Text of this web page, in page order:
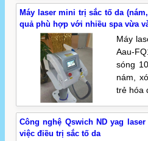
Máy laser mini trị sắc tố da
quả phù hợp với nhiều spa vừa
Máy
Aau-
sóng
nám,
trẻ hóa
Công nghệ Qswich ND yag
việc điều trị sắc tố da